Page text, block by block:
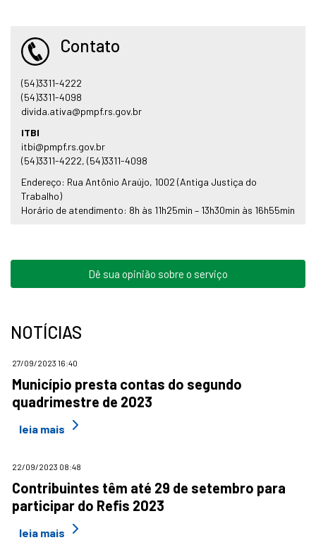
Contato
(54)3311-4222
(54)3311-4098
divida.ativa@pmpf.rs.gov.br
ITBI
itbi@pmpf.rs.gov.br
(54)3311-4222, (54)3311-4098
Endereço: Rua Antônio Araújo, 1002 (Antiga Justiça do
Trabalho)
Horário de atendimento: 8h às 11h25min – 13h30min às 16h55min
Dê sua opinião sobre o serviço
NOTÍCIAS
27/09/2023 16:40
Município presta contas do segundo
quadrimestre de 2023
leia mais
22/09/2023 08:48
Contribuintes têm até 29 de setembro para
participar do Refis 2023
leia mais